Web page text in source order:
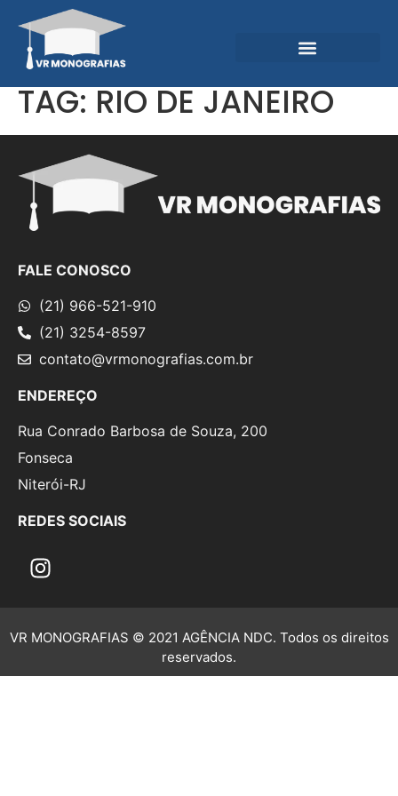
TAG:RIO DE JANEIRO
FALE CONOSCO
(21) 966-521-910
(21) 3254-8597
contato@vrmonografias.com.br
ENDEREÇO
Rua Conrado Barbosa de Souza, 200
Fonseca
Niterói-RJ
REDES SOCIAIS
VR MONOGRAFIAS © 2021 AGÊNCIA NDC. Todos os direitos
reservados.